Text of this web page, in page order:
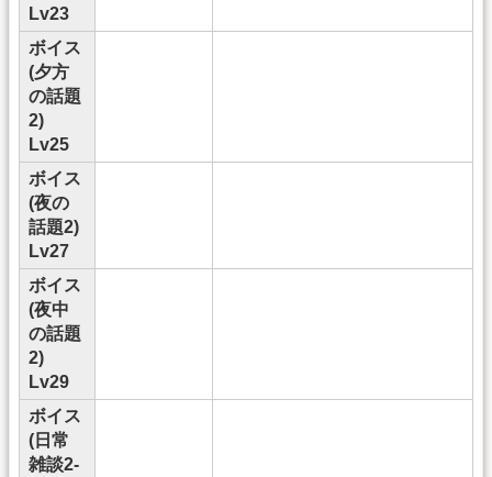
Lv23
ボイス
(夕方
の話題
2)
Lv25
ボイス
(夜の
話題2)
Lv27
ボイス
(夜中
の話題
2)
Lv29
ボイス
(日常
雑談2-